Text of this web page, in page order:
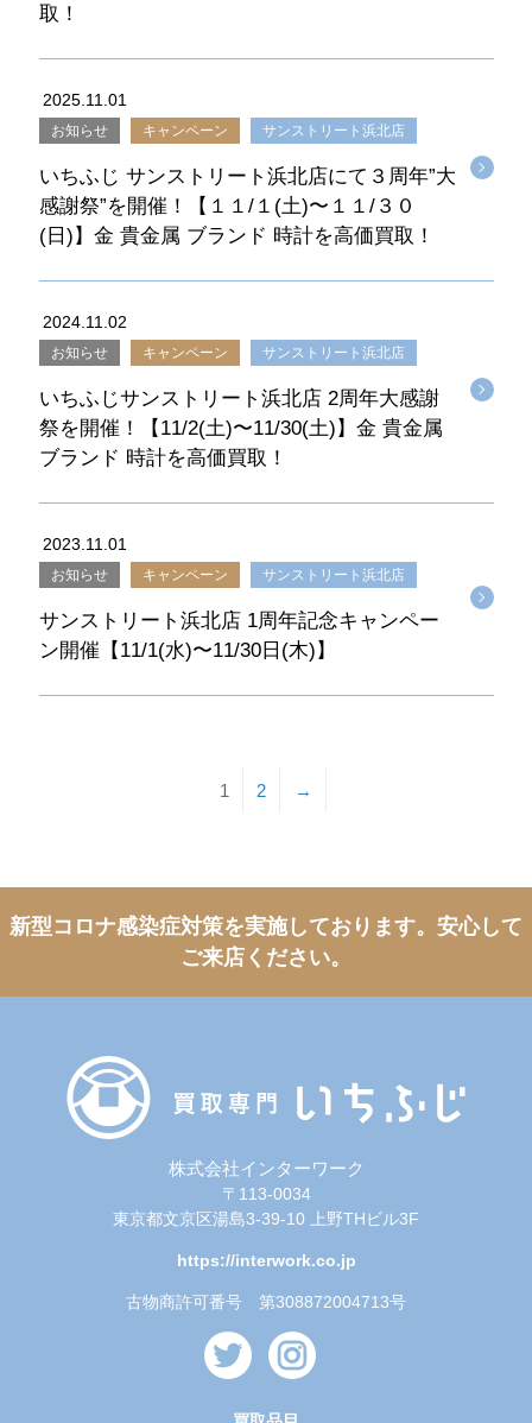
取！
2025.11.01
お知らせ キャンペーン サンストリート浜北店
いちふじ サンストリート浜北店にて３周年”大
感謝祭”を開催！【１１/１(土)〜１１/３０
(日)】金 貴金属 ブランド 時計を高価買取！
2024.11.02
お知らせ キャンペーン サンストリート浜北店
いちふじサンストリート浜北店 2周年大感謝
祭を開催！【11/2(土)〜11/30(土)】金 貴金属
ブランド 時計を高価買取！
2023.11.01
お知らせ キャンペーン サンストリート浜北店
サンストリート浜北店 1周年記念キャンペー
ン開催【11/1(水)〜11/30日(木)】
1 2 →
新型コロナ感染症対策を実施しております。 安心して
ご来店ください。
株式会社インターワーク
〒113-0034
東京都文京区湯島3-39-10 上野THビル3F
https://interwork.co.jp
古物商許可番号 第308872004713号